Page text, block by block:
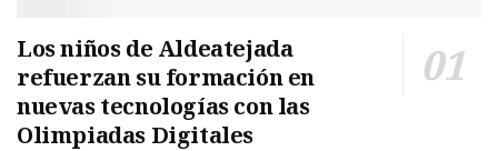
Los niños de Aldeatejada
refuerzan su formación en
nuevas tecnologías con las
Olimpiadas Digitales